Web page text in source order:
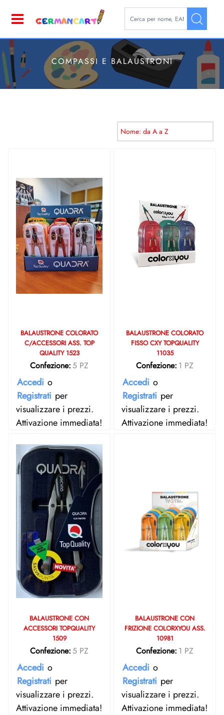
La modifica di un filtro
COMPASSI E BALAUSTRONI
BALAUSTRONE COLORATO
C/ACCESSORI ASS. TOP
QUALITY 1523
Confezione: 5 PZ
Accedi o
Registrati per
visualizzare i prezzi.
Attivazione immediata!
BALAUSTRONE COLORATO
FISSO CXY TOPQUALITY
11035
Confezione: 1 PZ
Accedi o
Registrati per
visualizzare i prezzi.
Attivazione immediata!
BALAUSTRONE CON
ACCESSORI TOPQUALITY
1509
Confezione: 5 PZ
Accedi o
Registrati per
visualizzare i prezzi.
Attivazione immediata!
BALAUSTRONE CON
FRIZIONE COLORXYOU ASS.
10981
Confezione: 1 PZ
Accedi o
Registrati per
visualizzare i prezzi.
Attivazione immediata!